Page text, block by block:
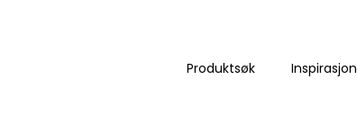
Produktsøk Inspirasjon